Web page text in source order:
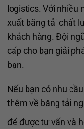
logistics. Với nhiều
xuất băng tải chất
khách hàng. Đội
cấp cho bạn giải
bạn.
Nếu bạn có nhu
thêm về băng tải
để được tư vấn và